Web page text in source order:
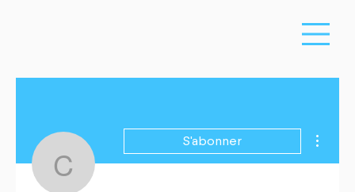
caposs97419
S'abonner